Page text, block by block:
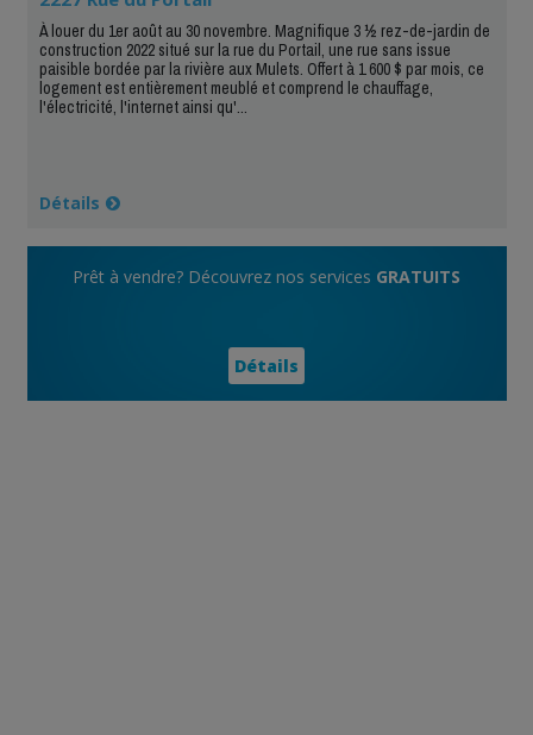
À louer du 1er août au 30 novembre. Magnifique 3 ½ rez-de-jardin de
construction 2022 situé sur la rue du Portail, une rue sans issue
paisible bordée par la rivière aux Mulets. Offert à 1 600 $ par mois, ce
logement est entièrement meublé et comprend le chauffage,
l'électricité, l'internet ainsi qu'...
Détails
Prêt à vendre? Découvrez nos services GRATUITS
Détails